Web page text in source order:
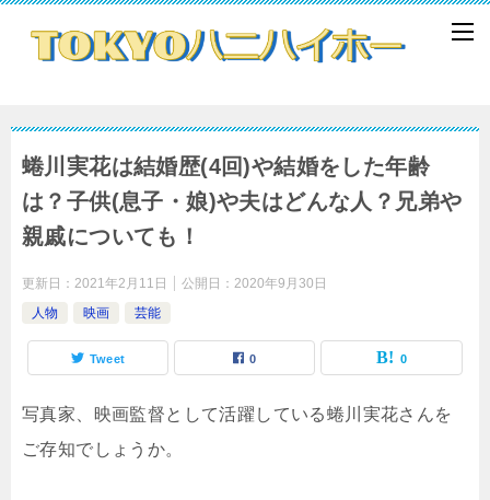
蜷川実花は結婚歴(4回)や結婚をした年齢
は？子供(息子・娘)や夫はどんな人？兄弟や
親戚についても！
更新日： 2021年2月11日 公開日： 2020年9月30日
人物
映画 芸能
Tweet 0 0
写真家、映画監督として活躍している蜷川実花さんを
ご存知でしょうか。